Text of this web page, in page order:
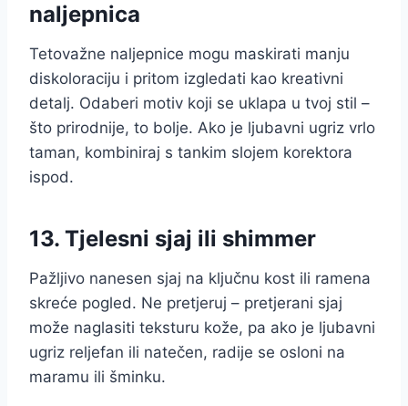
naljepnica
Tetovažne naljepnice mogu maskirati manju
diskoloraciju i pritom izgledati kao kreativni
detalj. Odaberi motiv koji se uklapa u tvoj stil –
što prirodnije, to bolje. Ako je ljubavni ugriz vrlo
taman, kombiniraj s tankim slojem korektora
ispod.
13. Tjelesni sjaj ili shimmer
Pažljivo nanesen sjaj na ključnu kost ili ramena
skreće pogled. Ne pretjeruj – pretjerani sjaj
može naglasiti teksturu kože, pa ako je ljubavni
ugriz reljefan ili natečen, radije se osloni na
maramu ili šminku.